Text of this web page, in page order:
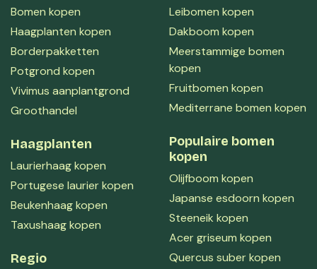
Bomen kopen
Haagplanten kopen
Borderpakketten
Potgrond kopen
Vivimus aanplantgrond
Groothandel
Haagplanten
Laurierhaag kopen
Portugese laurier kopen
Beukenhaag kopen
Taxushaag kopen
Regio
Leibomen kopen
Dakboom kopen
Meerstammige bomen
kopen
Fruitbomen kopen
Mediterrane bomen kopen
Populaire bomen
kopen
Olijfboom kopen
Japanse esdoorn kopen
Steeneik kopen
Acer griseum kopen
Quercus suber kopen